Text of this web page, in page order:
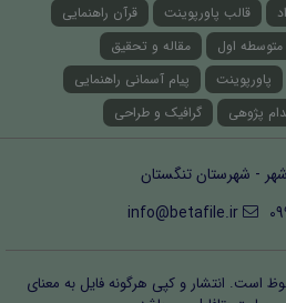
قالب پاورپوینت
قرآن راهنمایی
متوسطه اول
مقاله و تحقیق
پاورپوینت
پیام آسمانی راهنمایی
پژوهی گرافیک و طراحی
- شهرستان تنگستان
info@betafile.ir
است. انتشار و کپی هرگونه فایل‌ به معنای